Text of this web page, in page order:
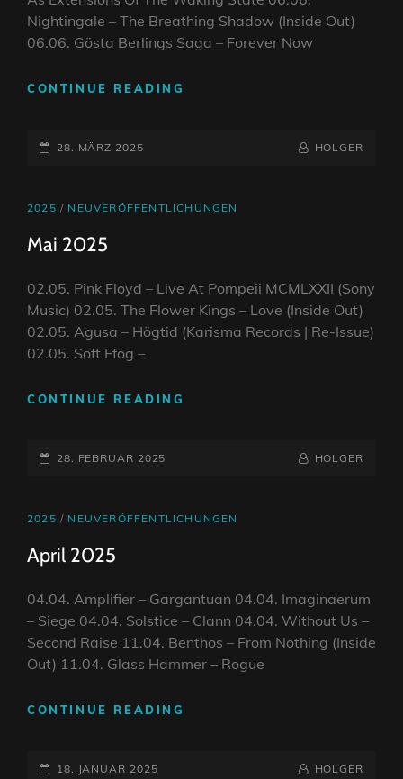
Nightingale – The Breathing Shadow (Inside Out)
06.06. Gösta Berlings Saga – Forever Now
CONTINUE READING
POSTED-
28. MÄRZ 2025
BY
BYLINE
HOLGER
CAT
2025 / NEUVERÖFFENTLICHUNGEN
Mai 2025
02.05. Pink Floyd – Live At Pompeii MCMLXXII (Sony
Music) 02.05. The Flower Kings – Love (Inside Out)
02.05. Agusa – Högtid (Karisma Records | Re-Issue)
02.05. Soft Ffog –
CONTINUE READING
POSTED-
28. FEBRUAR 2025
BY
BYLINE
HOLGER
CAT
2025 / NEUVERÖFFENTLICHUNGEN
April 2025
04.04. Amplifier – Gargantuan 04.04. Imaginaerum
– Siege 04.04. Solstice – Clann 04.04. Without Us –
Second Raise 11.04. Benthos – From Nothing (Inside
Out) 11.04. Glass Hammer – Rogue
CONTINUE READING
POSTED-
18. JANUAR 2025
BY
BYLINE
HOLGER